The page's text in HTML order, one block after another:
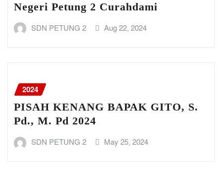
Negeri Petung 2 Curahdami
SDN PETUNG 2 Aug 22, 2024
2024
PISAH KENANG BAPAK GITO, S.
Pd., M. Pd 2024
SDN PETUNG 2 May 25, 2024